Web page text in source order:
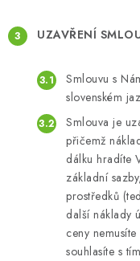
UZAVŘENÍ
Smlouvu s
slovenském
Smlouva je
přičemž
dálku hradíte
základní
prostředků
další náklady
ceny
souhlasíte s